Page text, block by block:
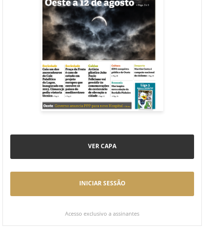
VER CAPA
INICIAR SESSÃO
Acesso exclusivo a assinantes